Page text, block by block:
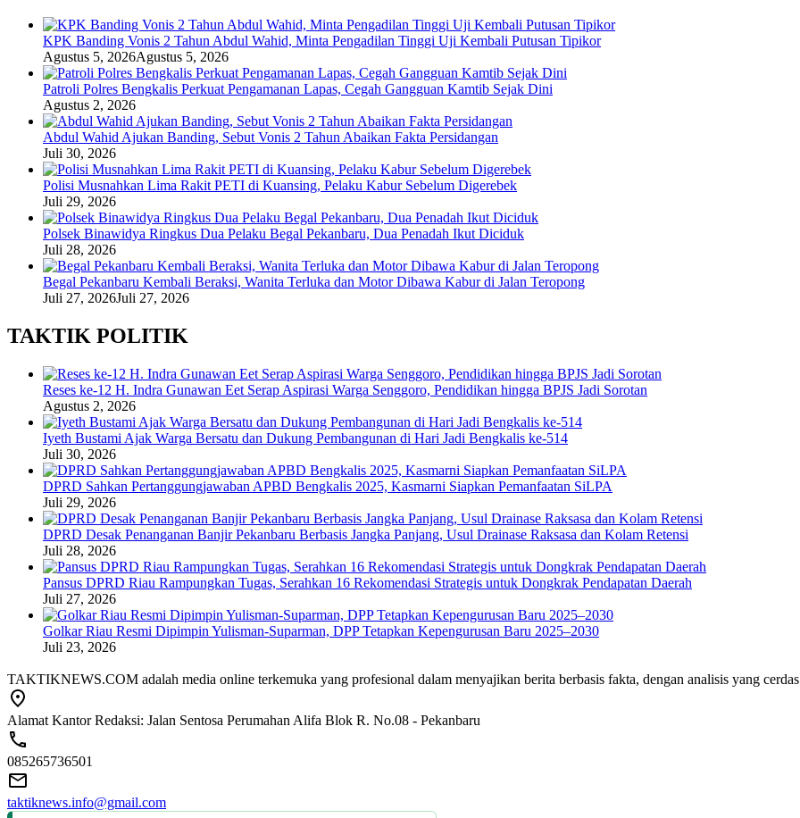
KPK Banding Vonis 2 Tahun Abdul Wahid, Minta Pengadilan Tinggi Uji Kembali Putusan Tipikor
Agustus 5, 2026Agustus 5, 2026
Patroli Polres Bengkalis Perkuat Pengamanan Lapas, Cegah Gangguan Kamtib Sejak Dini
Agustus 2, 2026
Abdul Wahid Ajukan Banding, Sebut Vonis 2 Tahun Abaikan Fakta Persidangan
Juli 30, 2026
Polisi Musnahkan Lima Rakit PETI di Kuansing, Pelaku Kabur Sebelum Digerebek
Juli 29, 2026
Polsek Binawidya Ringkus Dua Pelaku Begal Pekanbaru, Dua Penadah Ikut Diciduk
Juli 28, 2026
Begal Pekanbaru Kembali Beraksi, Wanita Terluka dan Motor Dibawa Kabur di Jalan Teropong
Juli 27, 2026Juli 27, 2026
TAKTIK POLITIK
Reses ke-12 H. Indra Gunawan Eet Serap Aspirasi Warga Senggoro, Pendidikan hingga BPJS Jadi Sorotan
Agustus 2, 2026
Iyeth Bustami Ajak Warga Bersatu dan Dukung Pembangunan di Hari Jadi Bengkalis ke-514
Juli 30, 2026
DPRD Sahkan Pertanggungjawaban APBD Bengkalis 2025, Kasmarni Siapkan Pemanfaatan SiLPA
Juli 29, 2026
DPRD Desak Penanganan Banjir Pekanbaru Berbasis Jangka Panjang, Usul Drainase Raksasa dan Kolam Retensi
Juli 28, 2026
Pansus DPRD Riau Rampungkan Tugas, Serahkan 16 Rekomendasi Strategis untuk Dongkrak Pendapatan Daerah
Juli 27, 2026
Golkar Riau Resmi Dipimpin Yulisman-Suparman, DPP Tetapkan Kepengurusan Baru 2025–2030
Juli 23, 2026
TAKTIKNEWS.COM adalah media online terkemuka yang profesional dalam menyajikan berita berbasis fakta, dengan analisis yang
Alamat Kantor Redaksi: Jalan Sentosa Perumahan Alifa Blok R. No.08 - Pekanbaru
085265736501
taktiknews.info@gmail.com